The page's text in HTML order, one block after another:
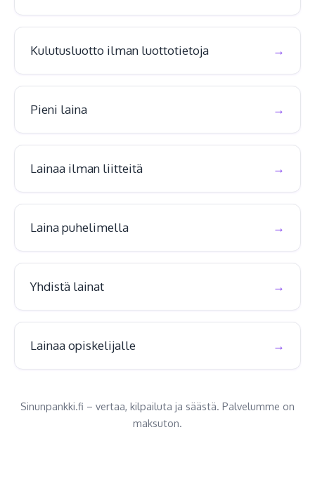
Kulutusluotto ilman luottotietoja
Pieni laina
Lainaa ilman liitteitä
Laina puhelimella
Yhdistä lainat
Lainaa opiskelijalle
Sinunpankki.fi – vertaa, kilpailuta ja säästä. Palvelumme on
maksuton.